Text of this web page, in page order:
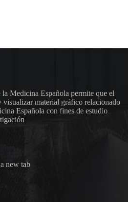
Medicina Española permite que el
visualizar material gráfico relacionado
Española con fines de estudio
new tab